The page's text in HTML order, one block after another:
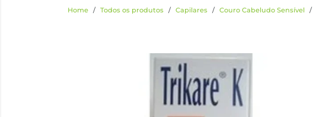
Home Todos os produtos Capilares Couro Cabeludo Sensível